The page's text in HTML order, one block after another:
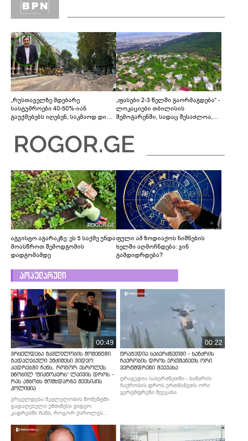
„რუსთაველზე მდებარე
სასტუმროები 40-50%-იან
გაუქმებებს იღებენ, საკმაოდ დიდი
შეხვდებოდა“
„ფასები 2-3 წელში გაორმაგდება“ -
ლოკაციები თბილისის
შემოგარენში, სადაც შესაძლოა,
აგვისტო აგარაკზე: ეს 5 საქმე უნდა
მოასწროთ შემოდგომის
დადგომამდე
ფული ამ ზოდიაქოს ნიშნების
ხელში აღმოჩნდება: ვინ
გამდიდრდება?
პოპულარული
00:49
ვრცელდება მკვლელობის მომენტში
გადაღებული უმძიმესი ვიდეო:
კადრებში ჩანს, როგორ ესროლეს
ცნობილ "ტიკტოკერს" ლაივის დროს -
რას ამბობს მომხდარზე მექსიკის
პოლიცია
ვრცელდება მკვლელობის მომენტში
გადაღებული უმძიმესი ვიდეო:
კადრებში ჩანს, როგორ ესროლეს
რას ამბობს მომხდარზე მექსიკის
პოლიცია
00:22
ტრაგედია საბერძნეთში - ხანძრის
ჩაქრობის დროს ერთმანეთს ორი
ვერტმფრენი შეეჯახა
ტრაგედია საბერძნეთში - ხანძრის
ჩაქრობის დროს ერთმანეთს ორი
ვერტმფრენი შეეჯახა